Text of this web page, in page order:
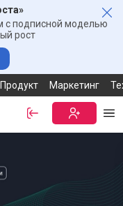
с подписной моделью
рост
Продукт Маркетинг
Войти